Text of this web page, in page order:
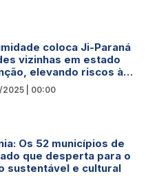
coloca Ji-Paraná
vizinhas em estado
elevando riscos à
2025 | 00:00
Os 52 municípios de
que desperta para o
sustentável e cultural